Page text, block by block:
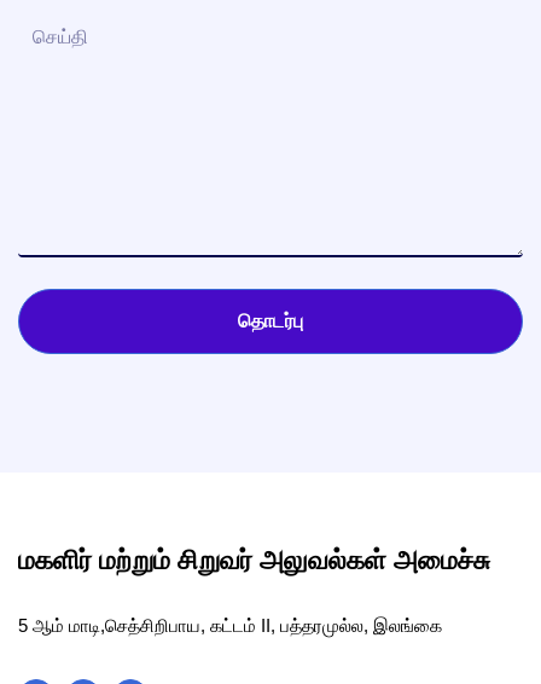
தொடர்பு
மகளிர் மற்றும் சிறுவர் அலுவல்கள் அமைச்சு
5 ஆம் மாடி,செத்சிறிபாய, கட்டம் II, பத்தரமுல்ல, இலங்கை